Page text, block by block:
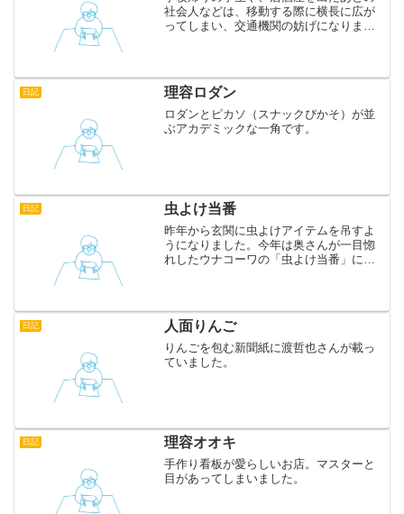
社会人などは、移動する際に横長に広が
ってしまい、交通機関の妨げになります
りのようにまわりを和ま...
日記 理容ロダン
ロダンとピカソ（スナックぴかそ）が並
ぶアカデミックな一角です。
日記 虫よけ当番
昨年から玄関に虫よけアイテムを吊すよ
うになりました。今年は奥さんが一目惚
れしたウナコーワの「虫よけ当番」にし
みました。小粋なことをし...
日記 人面りんご
りんごを包む新聞紙に渡哲也さんが載っ
ていました。
日記 理容オオキ
手作り看板が愛らしいお店。マスターと
目があってしまいました。